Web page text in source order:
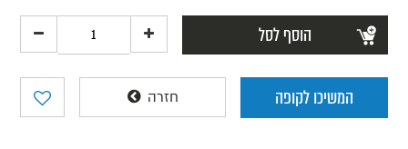
הוסף לסל
המשיכו לקופה חזרה